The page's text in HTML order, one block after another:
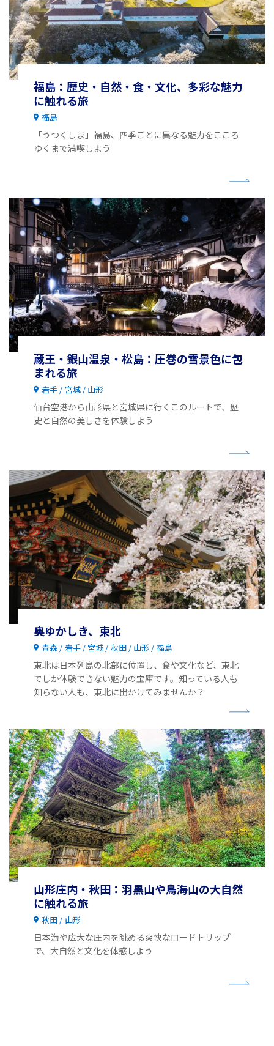
福島：歴史・自然・食・文化、多彩な魅力
に触れる旅
福島
「うつくしま」福島、四季ごとに異なる魅力をこころ
ゆくまで満喫しよう
蔵王・銀山温泉・松島：圧巻の雪景色に包
まれる旅
岩手 宮城 山形
仙台空港から山形県と宮城県に行くこのルートで、歴
史と自然の美しさを体験しよう
奥ゆかしき、東北
青森 岩手 宮城 秋田 山形 福島
東北は日本列島の北部に位置し、食や文化など、東北
でしか体験できない魅力の宝庫です。知っている人も
知らない人も、東北に出かけてみませんか？
山形庄内・秋田：羽黒山や鳥海山の大自然
に触れる旅
秋田 山形
日本海や広大な庄内を眺める爽快なロードトリップ
で、大自然と文化を体感しよう